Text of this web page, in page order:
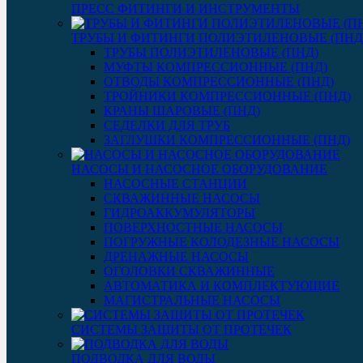
ПРЕСС ФИТИНГИ И ИНСТРУМЕНТЫ
ТРУБЫ И ФИТИНГИ ПОЛИЭТИЛЕНОВЫЕ
ТРУБЫ ПОЛИЭТИЛЕНОВЫЕ (ПНД)
МУФТЫ КОМПРЕССИОННЫЕ (ПНД)
ОТВОДЫ КОМПРЕССИОННЫЕ (ПНД)
ТРОЙНИКИ КОМПРЕССИОННЫЕ (ПНД)
КРАНЫ ШАРОВЫЕ (ПНД)
СЕДЕЛКИ ДЛЯ ТРУБ
ЗАГЛУШКИ КОМПРЕССИОННЫЕ (ПНД)
НАСОСЫ И НАСОСНОЕ ОБОРУДОВАНИЕ
НАСОСНЫЕ СТАНЦИИ
СКВАЖИННЫЕ НАСОСЫ
ГИДРОАККУМУЛЯТОРЫ
ПОВЕРХНОСТНЫЕ НАСОСЫ
ПОГРУЖНЫЕ КОЛОДЕЗНЫЕ НАСОСЫ
ДРЕНАЖНЫЕ НАСОСЫ
ОГОЛОВКИ СКВАЖИННЫЕ
АВТОМАТИКА И КОМПЛЕКТУЮЩИЕ
МАГИСТРАЛЬНЫЕ НАСОСЫ
СИСТЕМЫ ЗАЩИТЫ ОТ ПРОТЕЧЕК
ПОДВОДКА ДЛЯ ВОДЫ